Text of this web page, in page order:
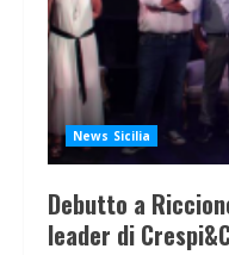
News Sicilia
Debutto a
leader di